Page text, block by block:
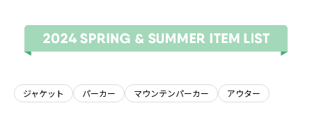
ジャケット パーカー マウンテンパーカー アウター